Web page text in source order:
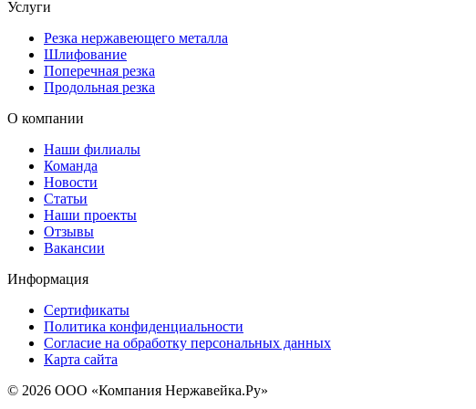
Услуги
Резка нержавеющего металла
Шлифование
Поперечная резка
Продольная резка
О компании
Наши филиалы
Команда
Новости
Статьи
Наши проекты
Отзывы
Вакансии
Информация
Сертификаты
Политика конфиденциальности
Согласие на обработку персональных данных
Карта сайта
© 2026 ООО «Компания Нержавейка.Ру»